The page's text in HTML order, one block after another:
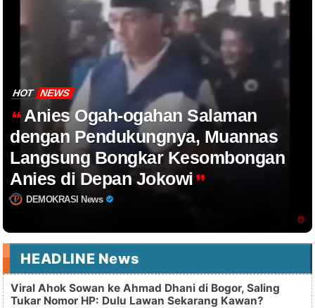
HOT NEWS
Anies Ogah-ogahan Salaman
dengan Pendukungnya, Muannas
Langsung Bongkar Kesombongan
Anies di Depan Jokowi
DEMOKRASI News
HEADLINE News
Viral Ahok Sowan ke Ahmad Dhani di Bogor, Saling
Tukar Nomor HP: Dulu Lawan Sekarang Kawan?